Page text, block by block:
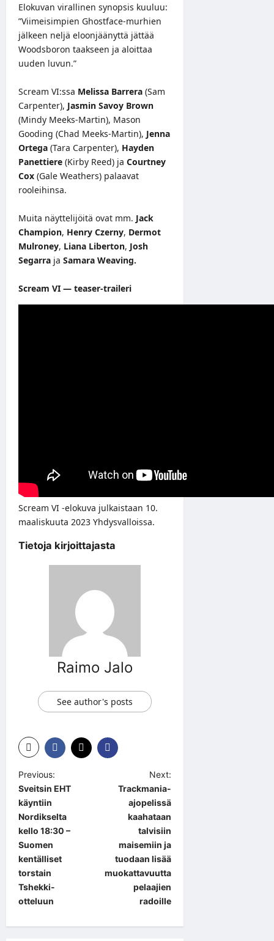
Elokuvan virallinen synopsis kuuluu:
”Viimeisimpien Ghostface-murhien
jälkeen neljä eloonjäänyttä jättää
Woodsboron taakseen ja aloittaa
uuden luvun.”
Scream VI:ssa Melissa Barrera (Sam
Carpenter), Jasmin Savoy Brown
(Mindy Meeks-Martin), Mason
Gooding (Chad Meeks-Martin), Jenna
Ortega (Tara Carpenter), Hayden
Panettiere (Kirby Reed) ja Courtney
Cox (Gale Weathers) palaavat
rooleihinsa.
Muita näyttelijöitä ovat mm. Jack
Champion, Henry Czerny, Dermot
Mulroney, Liana Liberton, Josh
Segarra ja Samara Weaving.
Scream VI — teaser-traileri
Scream VI -elokuva julkaistaan 10.
maaliskuuta 2023 Yhdysvalloissa.
Tietoja kirjoittajasta
Raimo Jalo
See author's posts
P
o
s
t
n
a
v
i
g
Previous:
Sveitsin EHT
käyntiin
Nordikselta
kello 18:30 –
Suomen
kentälliset
torstain
Tshekki-
otteluun
Next:
Trackmania-
ajopelissä
kaahataan
talvisiin
maisemiin ja
tuodaan lisää
muokattavuutta
pelaajien
radoille